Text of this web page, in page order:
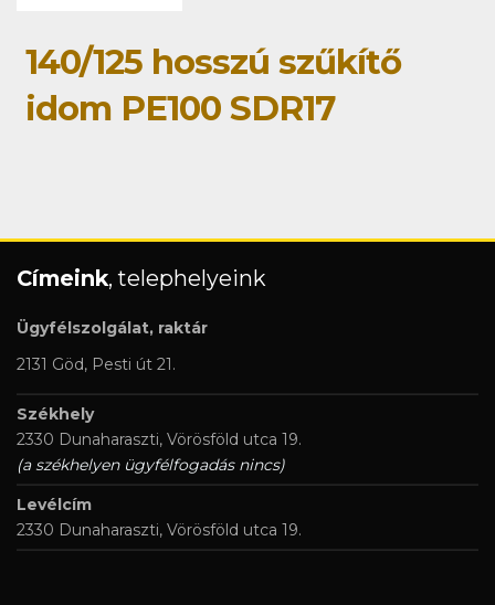
140/125 hosszú szűkítő
idom PE100 SDR17
Címeink, telephelyeink
Ügyfélszolgálat, raktár
2131 Göd, Pesti út 21.
Székhely
2330 Dunaharaszti, Vörösföld utca 19.
(a székhelyen ügyfélfogadás nincs)
Levélcím
2330 Dunaharaszti, Vörösföld utca 19.